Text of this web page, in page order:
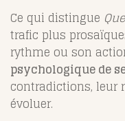
Ce qui distingue
trafic plus
rythme ou son
psychologique de
contradictions, leur
évoluer.